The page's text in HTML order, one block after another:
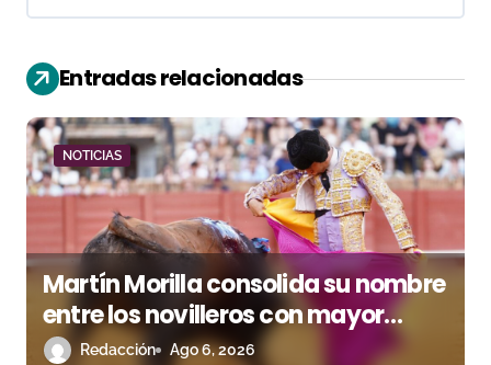
ó
n
d
e
n
Entradas relacionadas
NOTICIAS
Martín Morilla consolida su nombre
entre los novilleros con mayor
proyección
Redacción Ago 6, 2026